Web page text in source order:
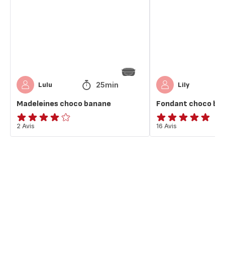
Lulu 25min
Madeleines choco banane
Avis
4
2 Avis
Lily
Fondant choco
ratings.4.8
16 Avis